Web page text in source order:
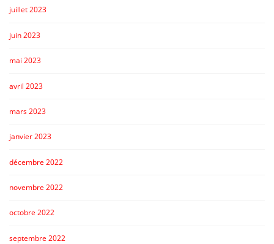
juillet 2023
juin 2023
mai 2023
avril 2023
mars 2023
janvier 2023
décembre 2022
novembre 2022
octobre 2022
septembre 2022